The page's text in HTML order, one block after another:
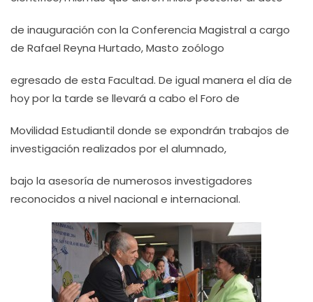
de inauguración con la Conferencia Magistral a cargo
de Rafael Reyna Hurtado, Masto zoólogo
egresado de esta Facultad. De igual manera el día de
hoy por la tarde se llevará a cabo el Foro de
Movilidad Estudiantil donde se expondrán trabajos de
investigación realizados por el alumnado,
bajo la asesoría de numerosos investigadores
reconocidos a nivel nacional e internacional.